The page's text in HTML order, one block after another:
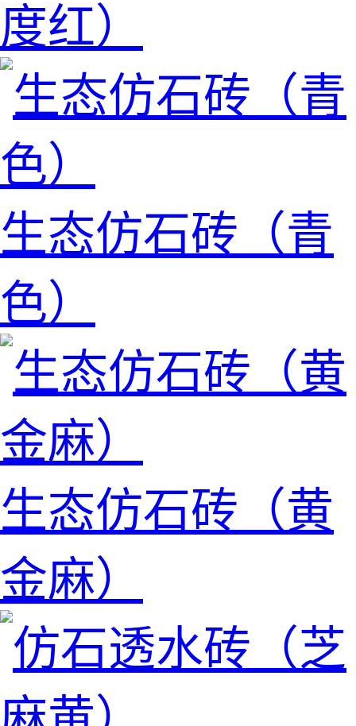
度红）
生态仿石砖（青
色）
生态仿石砖（黄
金麻）